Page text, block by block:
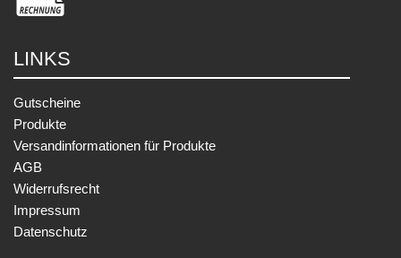
LINKS
Gutscheine
Produkte
Versandinformationen für Produkte
AGB
Widerrufsrecht
Impressum
Datenschutz